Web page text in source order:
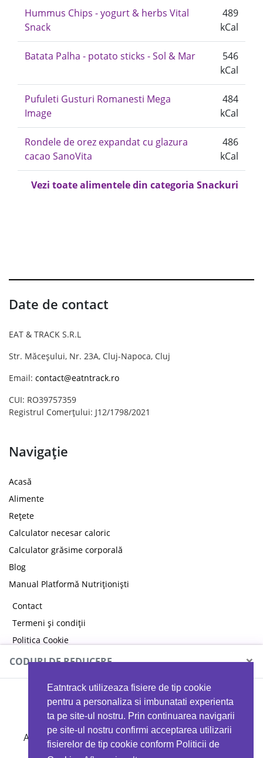
Eatntrack utilizeaza fisiere de tip cookie
pentru a personaliza si imbunatati experienta
ta pe site-ul nostru. Prin continuarea navigarii
pe site-ul nostru confirmi acceptarea utilizarii
fisierelor de tip cookie conform Politicii de
Hummus Chips - yogurt & herbs Vital
Snack
489
kCal
Batata Palha - potato sticks - Sol & Mar
546
kCal
Pufuleti Gusturi Romanesti Mega
Image
484
kCal
Rondele de orez expandat cu glazura
cacao SanoVita
486
kCal
Vezi toate alimentele din categoria Snackuri
Date de contact
EAT & TRACK S.R.L
Str. Măceșului, Nr. 23A, Cluj-Napoca, Cluj
Email: contact@eatntrack.ro
CUI: RO39757359
Registrul Comerțului: J12/1798/2021
Navigație
Acasă
Alimente
Rețete
Calculator necesar caloric
Calculator grăsime corporală
Blog
Manual Platformă Nutriționiști
Contact
Termeni și condiții
Politica Cookie
Politica de confidențialitate
CODURI DE REDUCERE ×
MYPROTEIN
Ai 40%reducere la orice comandă folosind codul
EATTRACK